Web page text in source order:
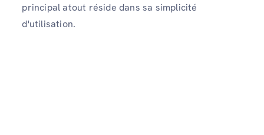
principal atout réside dans sa simplicité
d'utilisation.